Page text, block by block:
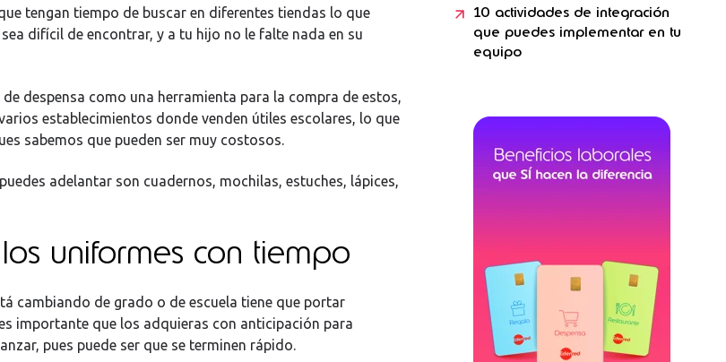
tengan tiempo de buscar en diferentes tiendas lo que
difícil de encontrar, y a tu hijo no le falte nada en su
de despensa como una herramienta para la compra de estos,
establecimientos donde venden útiles escolares, lo que
sabemos que pueden ser muy costosos.
adelantar son cuadernos, mochilas, estuches, lápices,
uniformes con tiempo
cambiando de grado o de escuela tiene que portar
importante que los adquieras con anticipación para
pues puede ser que se terminen rápido.
10 actividades de integración
que puedes implementar en tu
equipo